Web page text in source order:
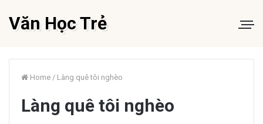
Văn Học Trẻ
Home / Làng quê tôi nghèo
Làng quê tôi nghèo